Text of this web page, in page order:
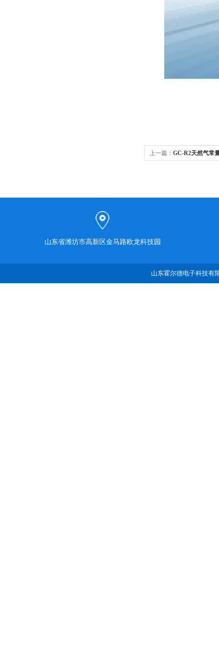
上一篇： GC-R2天然气常
山东省潍坊市高新区金马路欧龙科技园
山东霍尔德电子科技有